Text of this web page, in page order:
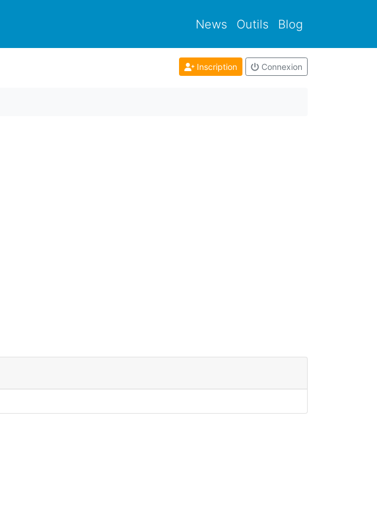
News Outils Blog
Inscription Connexion